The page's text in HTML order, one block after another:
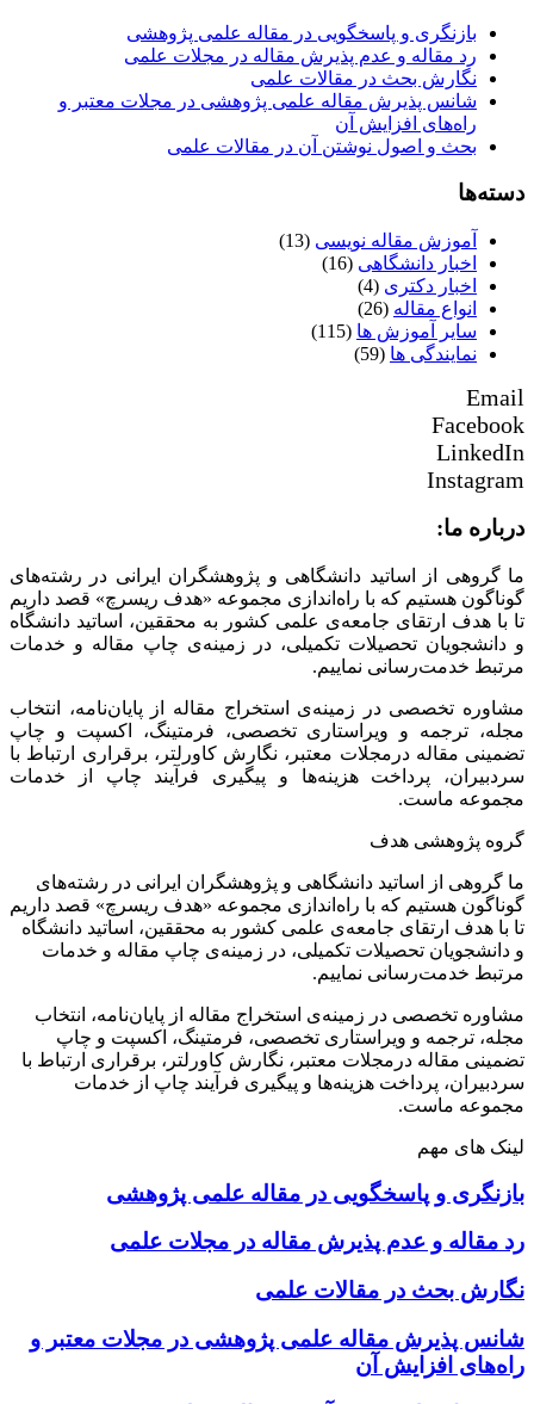
بازنگری و پاسخگویی در مقاله علمی پژوهشی
رد مقاله و عدم پذیرش مقاله در مجلات علمی
نگارش بحث در مقالات علمی
شانس پذیرش مقاله علمی پژوهشی در مجلات معتبر و
راه‌های افزایش آن
بحث و اصول نوشتن آن در مقالات علمی
دسته‌ها
آموزش مقاله نویسی (13)
اخبار دانشگاهی (16)
اخبار دکتری (4)
انواع مقاله (26)
سایر آموزش ها (115)
نمایندگی ها (59)
Email
Facebook
LinkedIn
Instagram
درباره ما:
ما گروهی از اساتید دانشگاهی و پژوهشگران ایرانی در رشته‌های
گوناگون هستیم که با راه‌اندازی مجموعه «هدف ریسرچ» قصد داریم
تا با هدف ارتقای جامعه‌ی علمی کشور به محققین، اساتید دانشگاه
و دانشجویان تحصیلات تکمیلی، در زمینه‌ی چاپ مقاله و خدمات
مرتبط خدمت‌رسانی نماییم.
مشاوره تخصصی در زمینه‌ی استخراج مقاله از پایان‌نامه، انتخاب
مجله، ترجمه و ویراستاری تخصصی، فرمتینگ، اکسپت و چاپ
تضمینی مقاله درمجلات معتبر، نگارش کاورلتر، برقراری ارتباط با
سردبیران، پرداخت هزینه‌ها و پیگیری فرآیند چاپ از خدمات
مجموعه ماست.
گروه پژوهشی هدف
ما گروهی از اساتید دانشگاهی و پژوهشگران ایرانی در رشته‌های
گوناگون هستیم که با راه‌اندازی مجموعه «هدف ریسرچ» قصد داریم
تا با هدف ارتقای جامعه‌ی علمی کشور به محققین، اساتید دانشگاه
و دانشجویان تحصیلات تکمیلی، در زمینه‌ی چاپ مقاله و خدمات
مرتبط خدمت‌رسانی نماییم.
مشاوره تخصصی در زمینه‌ی استخراج مقاله از پایان‌نامه، انتخاب
مجله، ترجمه و ویراستاری تخصصی، فرمتینگ، اکسپت و چاپ
تضمینی مقاله درمجلات معتبر، نگارش کاورلتر، برقراری ارتباط با
سردبیران، پرداخت هزینه‌ها و پیگیری فرآیند چاپ از خدمات
مجموعه ماست.
لینک های مهم
بازنگری و پاسخگویی در مقاله علمی پژوهشی
رد مقاله و عدم پذیرش مقاله در مجلات علمی
نگارش بحث در مقالات علمی
شانس پذیرش مقاله علمی پژوهشی در مجلات معتبر و
راه‌های افزایش آن